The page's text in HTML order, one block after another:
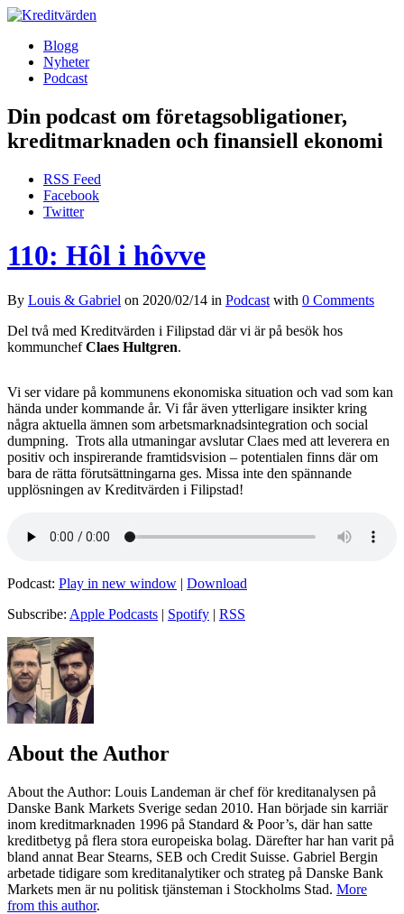
Blogg
Nyheter
Podcast
Din podcast om företagsobligationer,
kreditmarknaden och finansiell ekonomi
RSS Feed
Facebook
Twitter
110: Hôl i hôvve
By Louis & Gabriel on 2020/02/14 in Podcast with 0 Comments
Del två med Kreditvärden i Filipstad där vi är på besök hos
kommunchefClaes Hultgren.
Vi ser vidare på kommunens ekonomiska situation och vad som kan
hända under kommande år. Vi får även ytterligare insikter kring
några aktuella ämnen som arbetsmarknadsintegration och social
dumpning. Trots alla utmaningar avslutar Claes med att leverera en
positiv och inspirerande framtidsvision – potentialen finns där om
bara de rätta förutsättningarna ges. Missa inte den spännande
upplösningen av Kreditvärden i Filipstad!
Podcast: Play in new window | Download
Subscribe: Apple Podcasts | Spotify | RSS
About the Author
About the Author: Louis Landeman är chef för kreditanalysen på
Danske Bank Markets Sverige sedan 2010. Han började sin karriär
inom kreditmarknaden 1996 på Standard & Poor’s, där han satte
kreditbetyg på flera stora europeiska bolag. Därefter har han varit på
bland annat Bear Stearns, SEB och Credit Suisse. Gabriel Bergin
arbetade tidigare som kreditanalytiker och strateg på Danske Bank
Markets men är nu politisk tjänsteman i Stockholms Stad. More
from this author.